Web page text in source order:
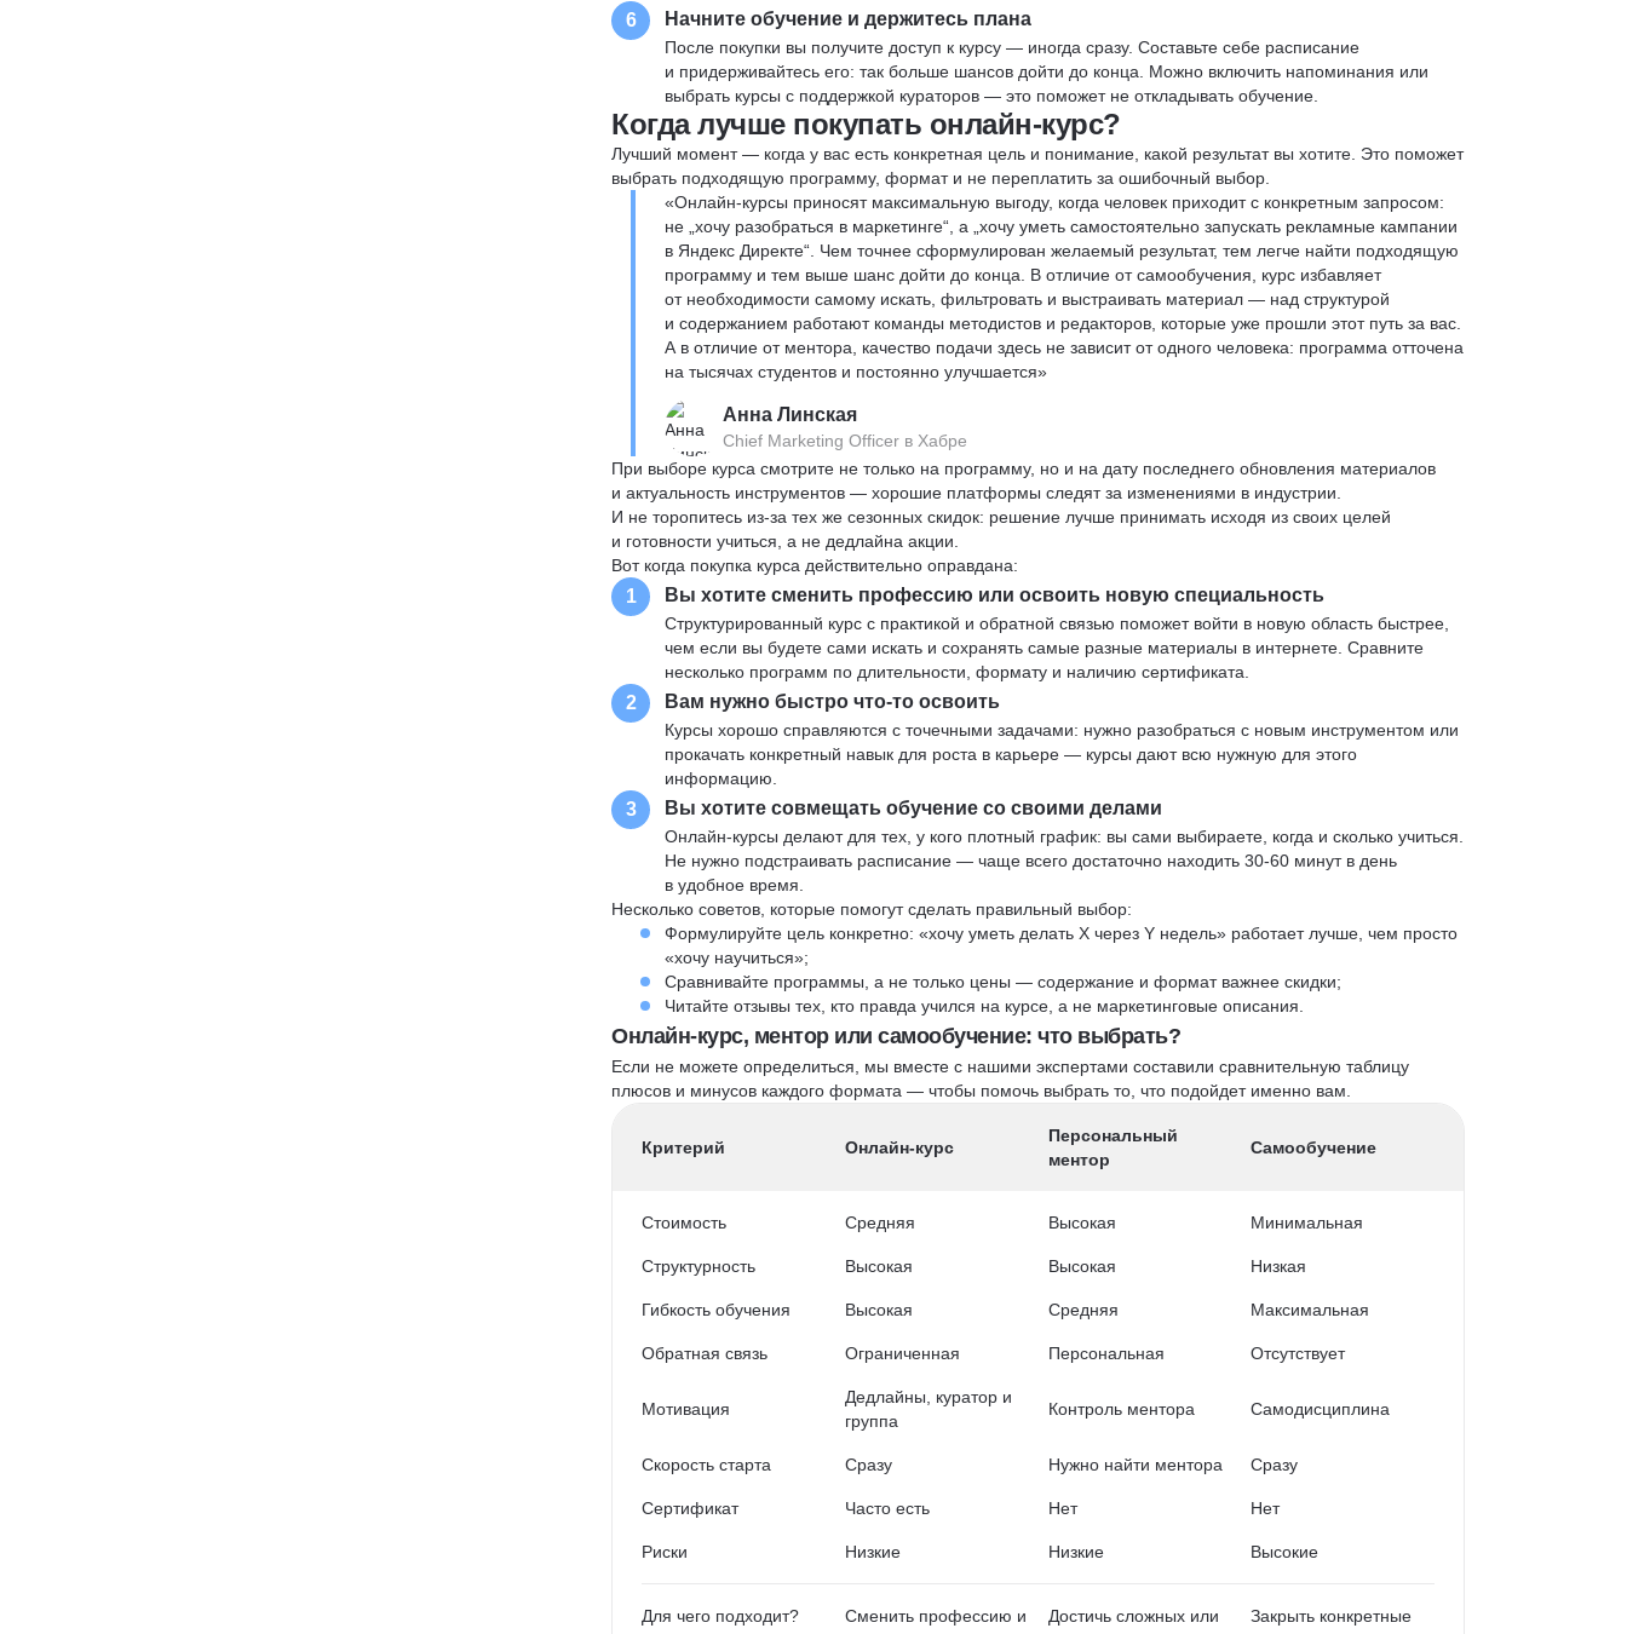
6 Начните обучение и держитесь плана
После покупки вы получите доступ к курсу — иногда сразу. Составьте себе расписание
и придерживайтесь его: так больше шансов дойти до конца. Можно включить напоминания или
выбрать курсы с поддержкой кураторов — это поможет не откладывать обучение.
Когда лучше покупать онлайн-курс?
Лучший момент — когда у вас есть конкретная цель и понимание, какой результат вы хотите. Это поможет
выбрать подходящую программу, формат и не переплатить за ошибочный выбор.
«Онлайн-курсы приносят максимальную выгоду, когда человек приходит с конкретным запросом:
не „хочу разобраться в маркетинге“, а „хочу уметь самостоятельно запускать рекламные кампании
в Яндекс Директе“. Чем точнее сформулирован желаемый результат, тем легче найти подходящую
программу и тем выше шанс дойти до конца. В отличие от самообучения, курс избавляет
от необходимости самому искать, фильтровать и выстраивать материал — над структурой
и содержанием работают команды методистов и редакторов, которые уже прошли этот путь за вас.
А в отличие от ментора, качество подачи здесь не зависит от одного человека: программа отточена
на тысячах студентов и постоянно улучшается»
Анна Линская
Chief Marketing Officer в Хабре
При выборе курса смотрите не только на программу, но и на дату последнего обновления материалов
и актуальность инструментов — хорошие платформы следят за изменениями в индустрии.
И не торопитесь из-за тех же сезонных скидок: решение лучше принимать исходя из своих целей
и готовности учиться, а не дедлайна акции.
Вот когда покупка курса действительно оправдана:
1 Вы хотите сменить профессию или освоить новую специальность
Структурированный курс с практикой и обратной связью поможет войти в новую область быстрее,
чем если вы будете сами искать и сохранять самые разные материалы в интернете. Сравните
несколько программ по длительности, формату и наличию сертификата.
2 Вам нужно быстро что-то освоить
Курсы хорошо справляются с точечными задачами: нужно разобраться с новым инструментом или
прокачать конкретный навык для роста в карьере — курсы дают всю нужную для этого
информацию.
3 Вы хотите совмещать обучение со своими делами
Онлайн-курсы делают для тех, у кого плотный график: вы сами выбираете, когда и сколько учиться.
Не нужно подстраивать расписание — чаще всего достаточно находить 30-60 минут в день
в удобное время.
Несколько советов, которые помогут сделать правильный выбор:
Формулируйте цель конкретно: «хочу уметь делать X через Y недель» работает лучше, чем просто
«хочу научиться»;
Сравнивайте программы, а не только цены — содержание и формат важнее скидки;
Читайте отзывы тех, кто правда учился на курсе, а не маркетинговые описания.
Онлайн-курс, ментор или самообучение: что выбрать?
Если не можете определиться, мы вместе с нашими экспертами составили сравнительную таблицу
плюсов и минусов каждого формата — чтобы помочь выбрать то, что подойдет именно вам.
Критерий Онлайн-курс
Персональный
ментор
Самообучение
Стоимость Средняя Высокая Минимальная
Структурность Высокая Высокая Низкая
Гибкость обучения Высокая Средняя Максимальная
Обратная связь Ограниченная Персональная Отсутствует
Мотивация
Дедлайны, куратор и
группа
Контроль ментора Самодисциплина
Скорость старта Сразу Нужно найти ментора Сразу
Сертификат Часто есть Нет Нет
Риски Низкие Низкие Высокие
Для чего подходит?
Сменить профессию и
Достичь сложных или
Закрыть конкретные